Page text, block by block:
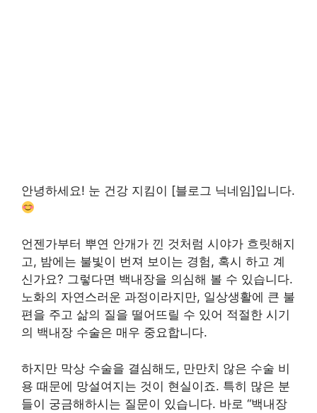
안녕하세요! 눈 건강 지킴이 [블로그 닉네임]입니다.
언젠가부터 뿌연 안개가 낀 것처럼 시야가 흐릿해지
고, 밤에는 불빛이 번져 보이는 경험, 혹시 하고 계
신가요? 그렇다면 백내장을 의심해 볼 수 있습니다.
노화의 자연스러운 과정이라지만, 일상생활에 큰 불
편을 주고 삶의 질을 떨어뜨릴 수 있어 적절한 시기
의 백내장 수술은 매우 중요합니다.
하지만 막상 수술을 결심해도, 만만치 않은 수술 비
용 때문에 망설여지는 것이 현실이죠. 특히 많은 분
들이 궁금해하시는 질문이 있습니다. 바로 “백내장